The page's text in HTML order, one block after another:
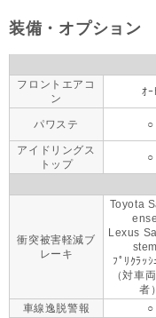
装備・オプション
フロントエアコ
ン
ｵｰ
パワステ ○
アイドリングス
トップ
○
衝突被害軽減ブ
レーキ
Toyota
ense
Lexus
ﾌﾟﾘｸﾗｯｼ
（対車
者）
車線逸脱警報 ○